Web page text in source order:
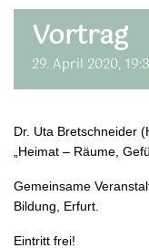
Vortrag
29. April 2020,
Dr. Uta Bretschneider
„Heimat – Räume,
Gemeinsame
Bildung, Erfurt.
Eintritt frei!